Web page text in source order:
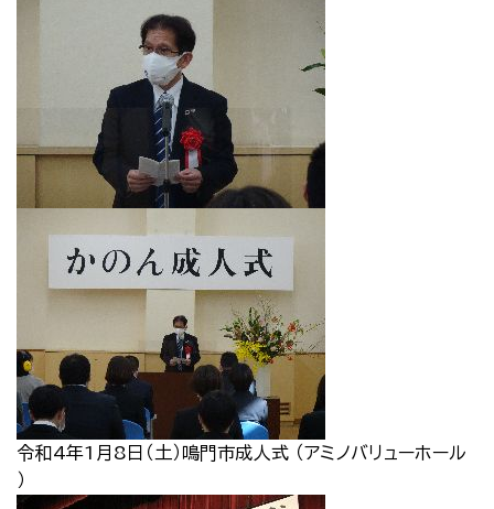
令和4年1月8日（土）鳴門市成人式 （アミノバリューホール
）